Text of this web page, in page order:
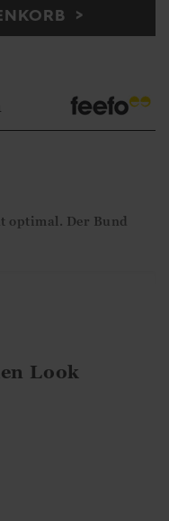
optimal. Der Bund
Look